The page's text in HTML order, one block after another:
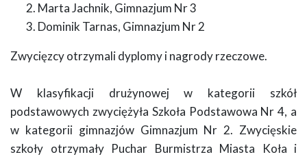
Marta Jachnik, Gimnazjum Nr 3
Dominik Tarnas, Gimnazjum Nr 2
Zwycięzcy otrzymali dyplomy i nagrody rzeczowe.
W klasyfikacji drużynowej w kategorii szkół
podstawowych zwyciężyła Szkoła Podstawowa Nr 4, a
w kategorii gimnazjów Gimnazjum Nr 2. Zwycięskie
szkoły otrzymały Puchar Burmistrza Miasta Koła i